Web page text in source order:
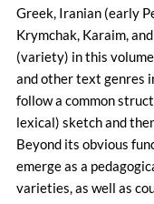
Greek, Iranian (early
Krymchak, Karaim,
(variety) in this
and other text genres
follow a common
lexical) sketch and
Beyond its obvious
emerge as a
varieties, as well as